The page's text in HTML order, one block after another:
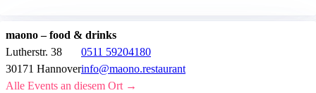
maono – food & drinks
Lutherstr. 38
30171 Hannover
0511 59204180
info@maono.restaurant
Alle Events an diesem Ort →